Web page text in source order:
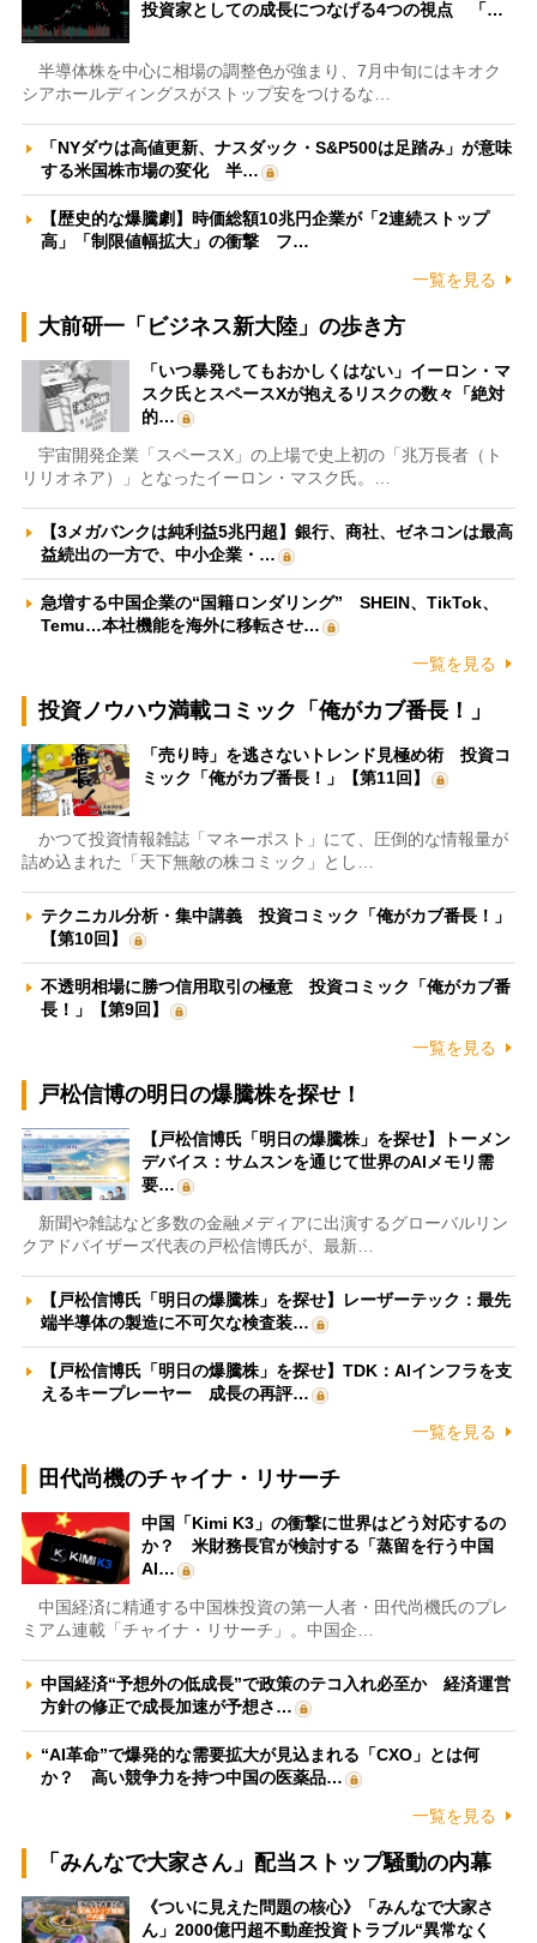
投資家としての成長につなげる4つの視点 「…
半導体株を中心に相場の調整色が強まり、7月中旬にはキオク
シアホールディングスがストップ安をつけるな…
「NYダウは高値更新、ナスダック・S&P500は足踏み」が意味
する米国株市場の変化 半…
【歴史的な爆騰劇】時価総額10兆円企業が「2連続ストップ
高」「制限値幅拡大」の衝撃 フ…
一覧を見る
大前研一「ビジネス新大陸」の歩き方
「いつ暴発してもおかしくはない」イーロン・マ
スク氏とスペースXが抱えるリスクの数々「絶対
的…
宇宙開発企業「スペースX」の上場で史上初の「兆万長者（ト
リリオネア）」となったイーロン・マスク氏。…
【3メガバンクは純利益5兆円超】銀行、商社、ゼネコンは最高
益続出の一方で、中小企業・…
急増する中国企業の“国籍ロンダリング” SHEIN、TikTok、
Temu…本社機能を海外に移転させ…
一覧を見る
投資ノウハウ満載コミック「俺がカブ番長！」
「売り時」を逃さないトレンド見極め術 投資コ
ミック「俺がカブ番長！」【第11回】
かつて投資情報雑誌「マネーポスト」にて、圧倒的な情報量が
詰め込まれた「天下無敵の株コミック」とし…
テクニカル分析・集中講義 投資コミック「俺がカブ番長！」
【第10回】
不透明相場に勝つ信用取引の極意 投資コミック「俺がカブ番
長！」【第9回】
一覧を見る
戸松信博の明日の爆騰株を探せ！
【戸松信博氏「明日の爆騰株」を探せ】トーメン
デバイス：サムスンを通じて世界のAIメモリ需
要…
新聞や雑誌など多数の金融メディアに出演するグローバルリン
クアドバイザーズ代表の戸松信博氏が、最新…
【戸松信博氏「明日の爆騰株」を探せ】レーザーテック：最先
端半導体の製造に不可欠な検査装…
【戸松信博氏「明日の爆騰株」を探せ】TDK：AIインフラを支
えるキープレーヤー 成長の再評…
一覧を見る
田代尚機のチャイナ・リサーチ
中国「Kimi K3」の衝撃に世界はどう対応するの
か？ 米財務長官が検討する「蒸留を行う中国
AI…
中国経済に精通する中国株投資の第一人者・田代尚機氏のプレ
ミアム連載「チャイナ・リサーチ」。中国企…
中国経済“予想外の低成長”で政策のテコ入れ必至か 経済運営
方針の修正で成長加速が予想さ…
“AI革命”で爆発的な需要拡大が見込まれる「CXO」とは何
か？ 高い競争力を持つ中国の医薬品…
一覧を見る
「みんなで大家さん」配当ストップ騒動の内幕
《ついに見えた問題の核心》「みんなで大家さ
ん」2000億円超不動産投資トラブル“異常なく